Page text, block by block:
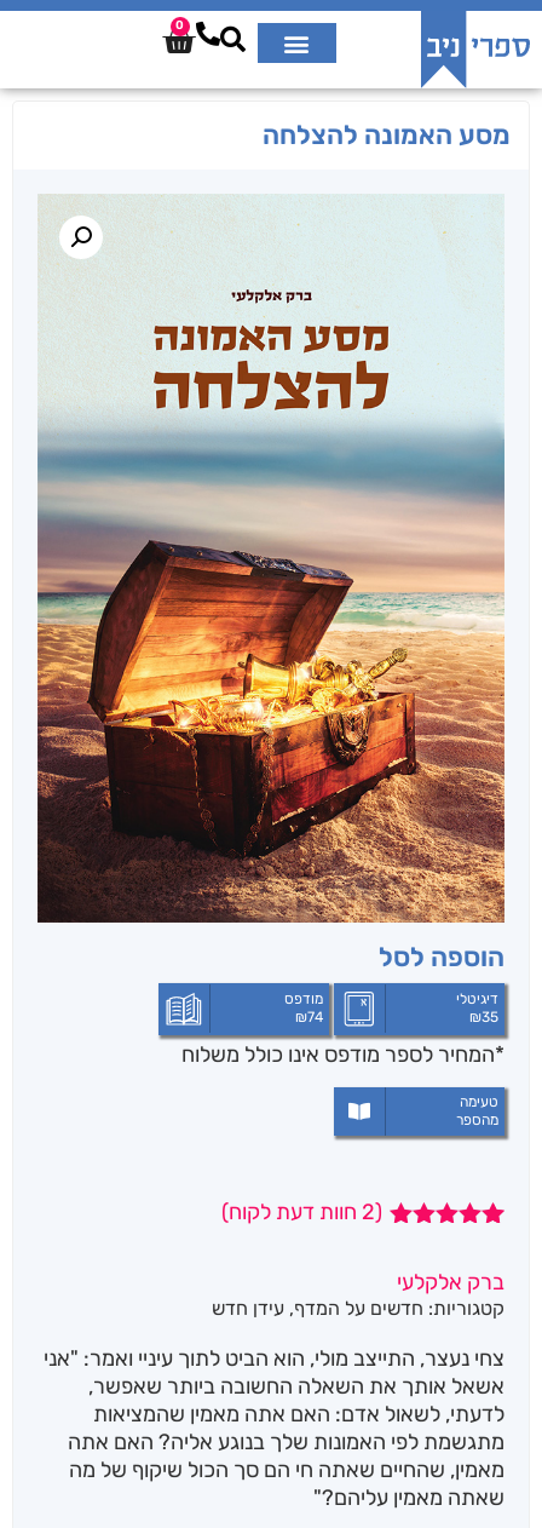
0
מסע האמונה להצלחה
הוספה לסל
דיגיטלי
₪35
מודפס
₪74
*המחיר לספר מודפס אינו כולל משלוח
טעימה
מהספר
מבוסס על
דירוגים של
(
2 חוות דעת לקוח)
ברק אלקלעי
קטגוריות: חדשים על המדף, עידן חדש
צחי נעצר, התייצב מולי, הוא הביט לתוך עיניי ואמר: "אני
אשאל אותך את השאלה החשובה ביותר שאפשר,
לדעתי, לשאול אדם: האם אתה מאמין שהמציאות
מתגשמת לפי האמונות שלך בנוגע אליה? האם אתה
מאמין, שהחיים שאתה חי הם סך הכול שיקוף של מה
שאתה מאמין עליהם?"